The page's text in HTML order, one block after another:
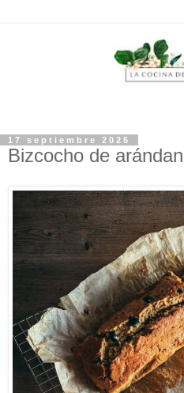
17 septiembre 2025
Bizcocho de